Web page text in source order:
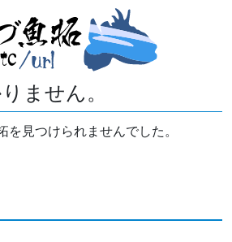
ません。
を見つけられませんでした。